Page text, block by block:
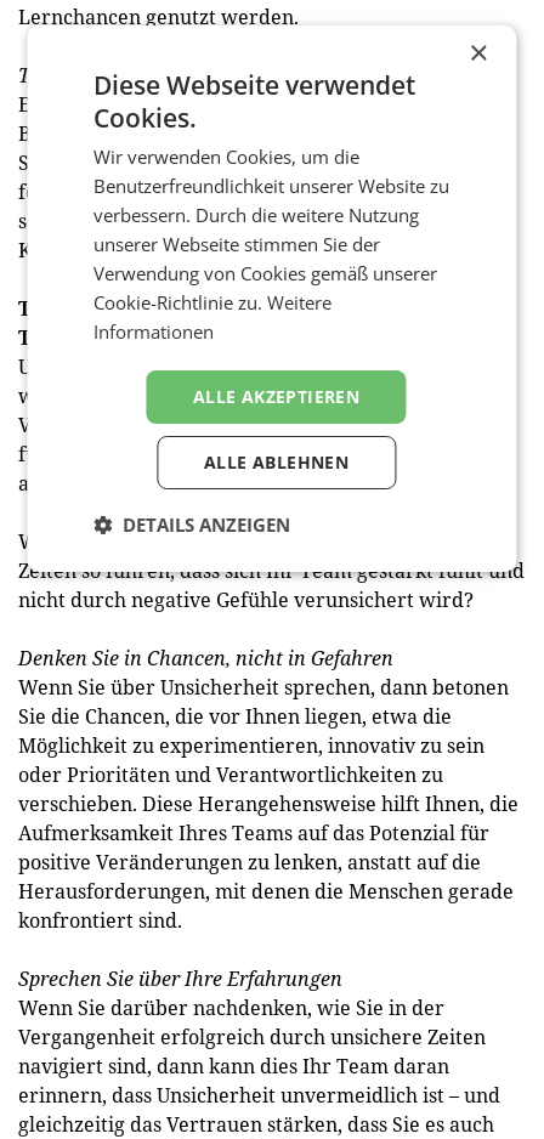
Lernchancen genutzt werden.
Teamwork ist der Schlüssel zum Erfolg
Echte Teamplayer setzen auf persönliche
Beziehungen, geben allen eine gleichberechtigte
Stimme und halten sich an Vereinbarungen. Dabei
fördern sie Vertrauen und Verbundenheit und
scheuen nicht davor zurück, Feedback zu geben und
Kritik annehmen zu können.
Team-Leadership-Vorsatz #2: Unterstützen Sie Ihr
Team gerade in unsicheren Zeiten
Unplanbarkeit, kontinuierliche Veränderungen und
wachsende Komplexität können bei Mitarbeitern zu
Verunsicherung und bisweilen sogar Angstgefühlen
führen, sowohl in Bezug auf ihre aktuelle Position als
auch im Hinblick auf ihre Zukunftsaussichten.
Wie können Sie daher gerade in herausfordernden
Zeiten so führen, dass sich Ihr Team gestärkt fühlt und
nicht durch negative Gefühle verunsichert wird?
Denken Sie in Chancen, nicht in Gefahren
Wenn Sie über Unsicherheit sprechen, dann betonen
Sie die Chancen, die vor Ihnen liegen, etwa die
Möglichkeit zu experimentieren, innovativ zu sein
oder Prioritäten und Verantwortlichkeiten zu
verschieben. Diese Herangehensweise hilft Ihnen, die
Aufmerksamkeit Ihres Teams auf das Potenzial für
positive Veränderungen zu lenken, anstatt auf die
Herausforderungen, mit denen die Menschen gerade
konfrontiert sind.
Sprechen Sie über Ihre Erfahrungen
Wenn Sie darüber nachdenken, wie Sie in der
Vergangenheit erfolgreich durch unsichere Zeiten
navigiert sind, dann kann dies Ihr Team daran
erinnern, dass Unsicherheit unvermeidlich ist – und
gleichzeitig das Vertrauen stärken, dass Sie es auch
×
Diese Webseite verwendet
Cookies.
Wir verwenden Cookies, um die
Benutzerfreundlichkeit unserer Website zu
verbessern. Durch die weitere Nutzung
unserer Webseite stimmen Sie der
Verwendung von Cookies gemäß unserer
Cookie-Richtlinie zu.Weitere
Informationen
ALLE AKZEPTIEREN
ALLE ABLEHNEN
DETAILS ANZEIGEN